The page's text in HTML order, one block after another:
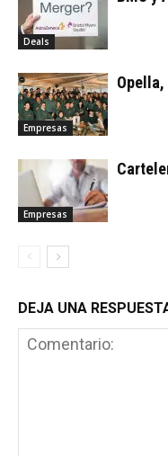
Deals
Empresas
Empresas
DEJA UNA